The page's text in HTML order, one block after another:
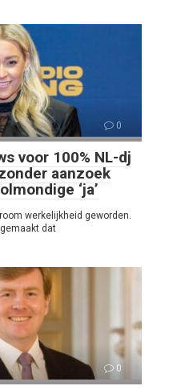
0
voor 100% NL-dj
aanzoek
‘ja’
werkelijkheid geworden.
dat
0